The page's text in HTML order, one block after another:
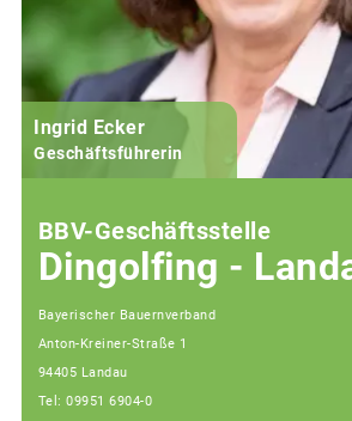
Ingrid Ecker
Geschäftsführerin
BBV-Geschäftsstelle
Dingolfing -
Bayerischer Bauernverband
Anton-Kreiner-Straße 1
94405 Landau
Tel: 09951 6904-0